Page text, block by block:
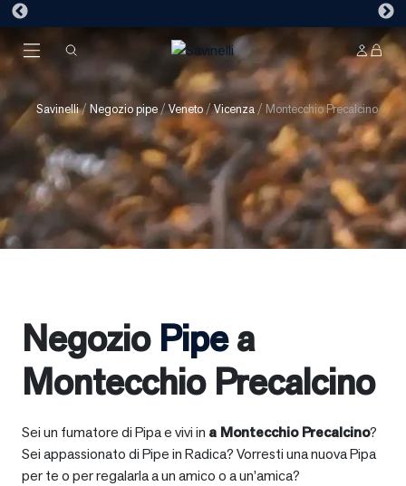
Savinelli/ Negozio pipe/Veneto /Vicenza / Montecchio Precalcino
Negozio Pipea
Montecchio Precalcino
Sei un fumatore di Pipa e vivi in a Montecchio Precalcino?
Sei appassionato di Pipe in Radica? Vorresti una nuova Pipa
per te o per regalarla a un amico o a un’amica?